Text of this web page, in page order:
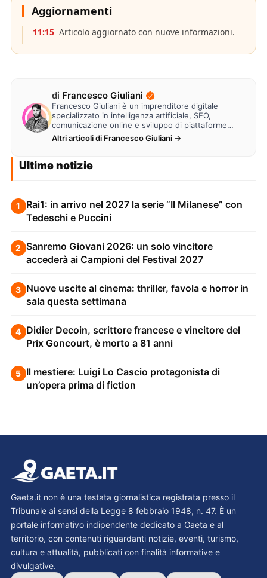
Aggiornamenti
11:15 Articolo aggiornato con nuove informazioni.
di Francesco Giuliani
Francesco Giuliani è un imprenditore digitale
specializzato in intelligenza artificiale, SEO,
comunicazione online e sviluppo di piattaforme
web. Lavora alla creazione di…
Altri articoli di Francesco Giuliani →
Ultime notizie
1
Rai1: in arrivo nel 2027 la serie “Il Milanese” con
Tedeschi e Puccini
2 Sanremo Giovani 2026: un solo vincitore
accederà ai Campioni del Festival 2027
3 Nuove uscite al cinema: thriller, favola e horror in
sala questa settimana
4 Didier Decoin, scrittore francese e vincitore del
Prix Goncourt, è morto a 81 anni
5 Il mestiere: Luigi Lo Cascio protagonista di
un’opera prima di fiction
Gaeta.it non è una testata giornalistica registrata presso il
Tribunale ai sensi della Legge 8 febbraio 1948, n. 47. È un
portale informativo indipendente dedicato a Gaeta e al
territorio, con contenuti riguardanti notizie, eventi, turismo,
cultura e attualità, pubblicati con finalità informative e
divulgative.